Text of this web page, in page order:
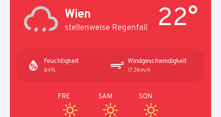
Wien
stellenweise Regenfall 22°
Feuchtigkeit
84%
Windgeschwindigkeit
17.3Km/h
FRE SAM SON